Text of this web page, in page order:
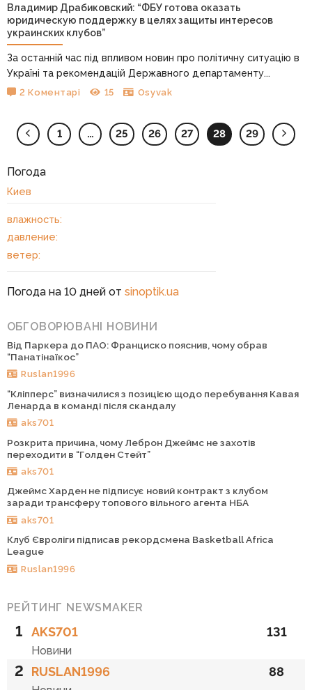
Владимир Драбиковский: “ФБУ готова оказать
юридическую поддержку в целях защиты интересов
украинских клубов”
За останній час під впливом новин про політичну ситуацію в
Україні та рекомендацій Державного департаменту...
2 Коментарі 15 Osyvak
1 … 25 26 27 28 29
Погода
Киев
влажность:
давление:
ветер:
Погода на 10 дней от sinoptik.ua
ОБГОВОРЮВАНІ НОВИНИ
Від Паркера до ПАО: Франциско пояснив, чому обрав
“Панатінаїкос”
Ruslan1996
“Кліпперс” визначилися з позицією щодо перебування Кавая
Ленарда в команді після скандалу
aks701
Розкрита причина, чому Леброн Джеймс не захотів
переходити в “Голден Стейт”
aks701
Джеймс Харден не підписує новий контракт з клубом
заради трансферу топового вільного агента НБА
aks701
Клуб Євроліги підписав рекордсмена Basketball Africa
League
Ruslan1996
РЕЙТИНГ NEWSMAKER
1 AKS701
Новини
131
2 RUSLAN1996 88